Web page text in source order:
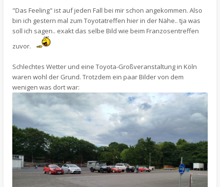
"Das Feeling" ist auf jeden Fall bei mir schon angekommen. Also
bin ich gestern mal zum Toyotatreffen hier in der Nähe.. tja was
soll ich sagen.. exakt das selbe Bild wie beim Franzosentreffen
zuvor.
Schlechtes Wetter und eine Toyota-Großveranstaltung in Köln
waren wohl der Grund. Trotzdem ein paar Bilder von dem
wenigen was dort war: